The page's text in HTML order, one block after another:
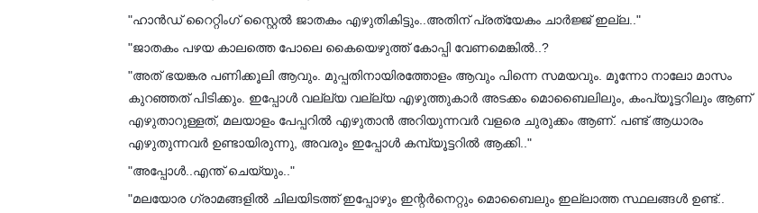
"ഹാൻഡ് റൈറ്റിംഗ് സ്റ്റൈൽ ജാതകം എഴുതികിട്ടും..അതിന് പ്രത്യേകം ചാർജ്ജ് ഇല്ല.."
"ജാതകം പഴയ കാലത്തെ പോലെ കൈയെഴുത്ത് കോപ്പി വേണമെങ്കിൽ..?
"അത് ഭയങ്കര പണിക്കൂലി ആവും. മുപ്പതിനായിരത്തോളം ആവും പിന്നെ സമയവും. മൂന്നോ നാലോ മാസം
കുറഞ്ഞത് പിടിക്കും. ഇപ്പോൾ വല്ല്യ വല്ല്യ എഴുത്തുകാർ അടക്കം മൊബൈലിലും, കംപ്യൂട്ടറിലും ആണ്
എഴുതാറുള്ളത്, മലയാളം പേപ്പറിൽ എഴുതാൻ അറിയുന്നവർ വളരെ ചുരുക്കം ആണ്. പണ്ട് ആധാരം
എഴുതുന്നവർ ഉണ്ടായിരുന്നു, അവരും ഇപ്പോൾ കമ്പ്യൂട്ടറിൽ ആക്കി.."
"അപ്പോൾ..എന്ത് ചെയ്യും.."
"മലയോര ഗ്രാമങ്ങളിൽ ചിലയിടത്ത് ഇപ്പോഴും ഇന്റർനെറ്റും മൊബൈലും ഇല്ലാത്ത സ്ഥലങ്ങൾ ഉണ്ട്..